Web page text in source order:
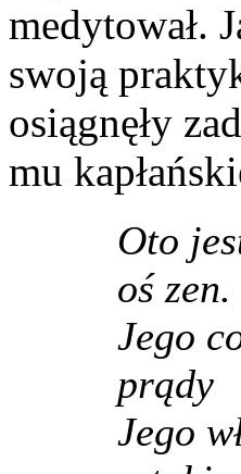
medytował.
swoją
osiągnęły
mu
Oto
oś zen.
Jego
prądy
Jego